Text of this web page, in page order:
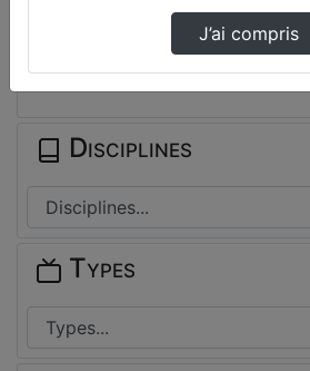
Il n'y a pas de note disponible pour
Connectez-vous pour en créer une
Disciplines
Types
J’ai compris